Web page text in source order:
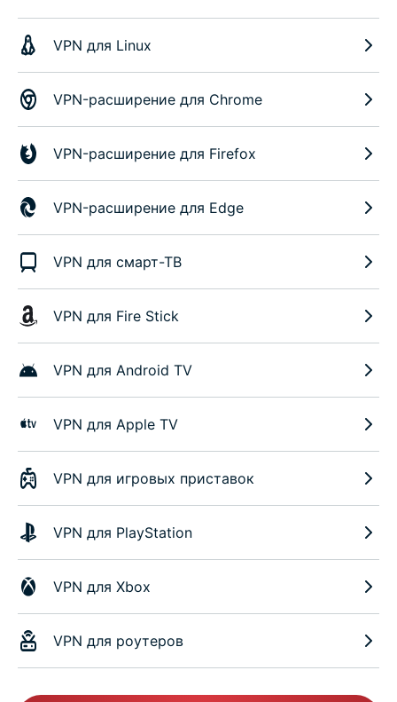
VPN для Linux
VPN-расширение для Chrome
VPN-расширение для Firefox
VPN-расширение для Edge
VPN для смарт-ТВ
VPN для Fire Stick
VPN для Android TV
VPN для Apple TV
VPN для игровых приставок
VPN для PlayStation
VPN для Xbox
VPN для роутеров